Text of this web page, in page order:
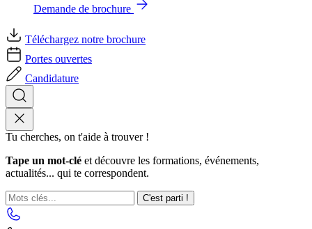
Demande de brochure
Téléchargez notre brochure
Portes ouvertes
Candidature
Tu cherches, on t'aide à trouver !
Tape un mot-clé et découvre les formations, événements,
actualités... qui te correspondent.
C'est parti !